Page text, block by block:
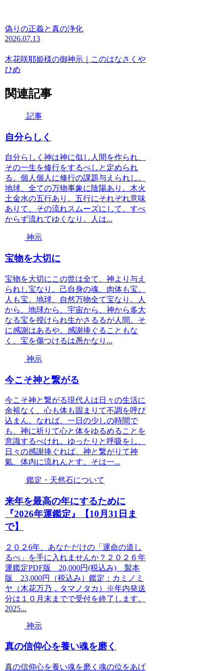
偽りの正義と真の浄化
2026.07.13
木花咲耶姫様の御神示｜このはなさくや
ひめ
関連記事
記事
自分らしく
自分らしく神は神に似し人間を作られ、
その一生を修行をするべしと定められ
る。個人個人に修行の課題与えられし。
地球、全ての万物事象に陰陽あり。木火
土金水の五行あり。五行にそれぞれ意味
ありて、その流れスムーズにして、すべ
からず流れてゆくなり。人は...
神示
宝物を大切に
宝物を大切にこの世は全て、神より与え
られし宝なり。己自身の魂、肉体も宝。
人も宝。地球、自然万物全て宝なり。人
から、地球から、宇宙から、神から多大
なる宝を授けられ生かさるるが人間。そ
に感謝はあるや。感謝捧ぐることもな
く、宝を傷つけるは愚かなり...
神示
今こそ神と繋がる
今こそ神と繋がる現代人は日々の生活に
余裕なく、心も体も固まりて不調を呼び
込まん。なれば、一日の少しの時間で
も、神に祈りて心と体をゆるめることを
意識するべけれ。ゆったりと呼吸をし、
日々の感謝捧ぐれば、神と繋がりて神
氣、体内に流れんとす。そは一...
鑑定・天然石について
来年を最高の年にするために
『2026年運鑑定』【10月31日ま
で】
２０２6年、あなただけの「運命の道し
るべ」を手に入れませんか？２０２６年
運鑑定PDF版 20,000円(税込み) 製本
版 23,000円（税込み）鑑定：カミノミ
ヤ（木花万乃，タマノタカ）※年内発送
分は１０月末までで受付を終了します。
2025...
神示
真の信仰心を養い魂を磨く
真の信仰心を養い魂を磨く魂の位をあげ